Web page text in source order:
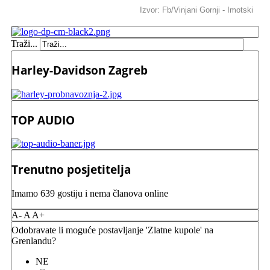
Izvor: Fb/Vinjani Gornji - Imotski
Traži...
Harley-Davidson Zagreb
TOP AUDIO
Trenutno posjetitelja
Imamo 639 gostiju i nema članova online
A- A A+
Odobravate li moguće postavljanje 'Zlatne kupole' na
Grenlandu?
NE